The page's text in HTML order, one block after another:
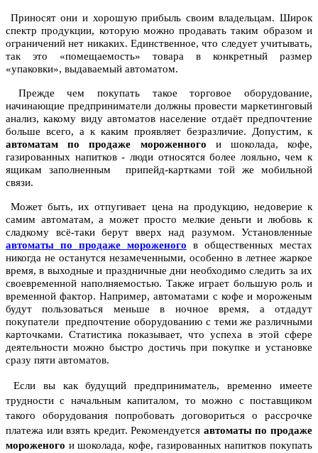
Приносят они и хорошую прибыль своим владельцам. Широк
спектр продукции, которую можно продавать таким образом и
ограничений нет никаких. Единственное, что следует учитывать,
так это «помещаемость» товара в конкретный размер
«упаковки», выдаваемый автоматом.
Прежде чем покупать такое торговое оборудование,
начинающие предприниматели должны провести маркетинговый
анализ, какому виду автоматов население отдаёт предпочтение
больше всего, а к каким проявляет безразличие. Допустим, к
автоматам по продаже мороженного и шоколада, кофе,
газированных напитков - люди относятся более лояльно, чем к
ящикам заполненным припейд-картками той же мобильной
связи.
Может быть, их отпугивает цена на продукцию, недоверие к
самим автоматам, а может просто мелкие деньги и любовь к
сладкому всё-таки берут вверх над разумом. Установленные
автоматы по продаже мороженого в общественных местах
никогда не останутся незамеченными, особенно в летнее жаркое
время, в выходные и праздничные дни необходимо следить за их
своевременной наполняемостью. Также играет большую роль и
временной фактор. Например, автоматами с кофе и мороженым
будут пользоваться меньше в ночное время, а отдадут
покупатели предпочтение оборудованию с теми же различными
карточками. Статистика показывает, что успеха в этой сфере
деятельности можно быстро достичь при покупке и установке
сразу пяти автоматов.
Если вы как будущий предприниматель, временно имеете
трудности с начальным капиталом, то можно с поставщиком
такого оборудования попробовать договориться о рассрочке
платежа или взять кредит. Рекомендуется автоматы по продаже
мороженого и шоколада, кофе, газированных напитков покупать